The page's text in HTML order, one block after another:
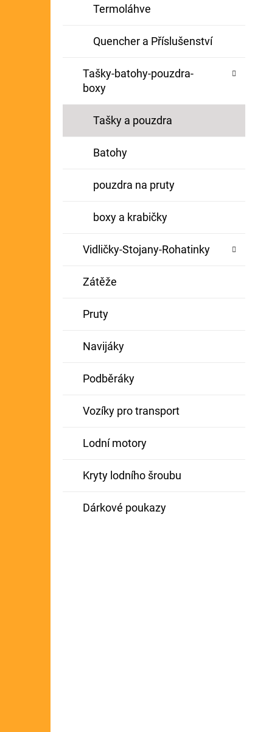
Termoláhve
Quencher a Příslušenství
Tašky-batohy-pouzdra-
boxy
Tašky a pouzdra
Batohy
pouzdra na pruty
boxy a krabičky
Vidličky-Stojany-Rohatinky
Zátěže
Pruty
Navijáky
Podběráky
Vozíky pro transport
Lodní motory
Kryty lodního šroubu
Dárkové poukazy